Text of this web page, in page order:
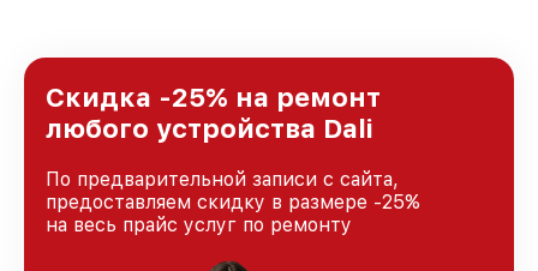
Скидка -25% на ремонт
любого устройства Dali
По предварительной записи с сайта,
предоставляем скидку в размере -25%
на весь прайс услуг по ремонту